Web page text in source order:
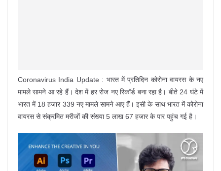
Coronavirus India Update : भारत में प्रतिदिन कोरोना वायरस के नए
मामले सामने आ रहे हैं। देश में हर रोज नए रिकॉर्ड बना रहा है। बीते 24 घंटे में
भारत में 18 हजार 339 नए मामले सामने आए हैं। इसी के साथ भारत में कोरोना
वायरस से संक्रमित मरीजों की संख्या 5 लाख 67 हजार के पार पहुंच गई है।